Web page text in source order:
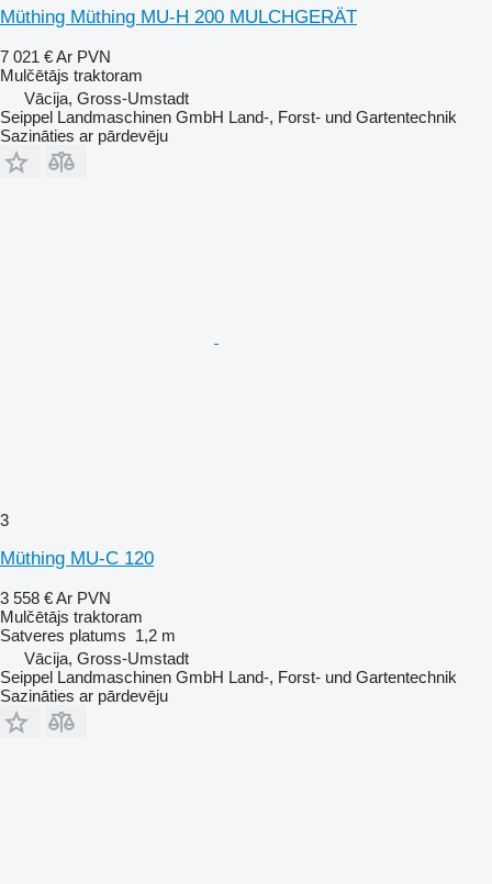
Müthing Müthing MU-H 200 MULCHGERÄT
7 021 €Ar PVN
Mulčētājs traktoram
Vācija, Gross-Umstadt
Seippel Landmaschinen GmbH Land-, Forst- und Gartentechnik
Sazināties ar pārdevēju
3
Müthing MU-C 120
3 558 €Ar PVN
Mulčētājs traktoram
Satveres platums 1,2 m
Vācija, Gross-Umstadt
Seippel Landmaschinen GmbH Land-, Forst- und Gartentechnik
Sazināties ar pārdevēju